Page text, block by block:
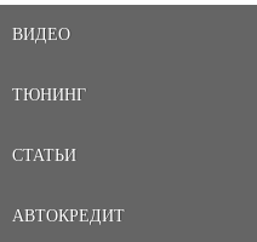
ВИДЕО
ТЮНИНГ
СТАТЬИ
АВТОКРЕДИТ